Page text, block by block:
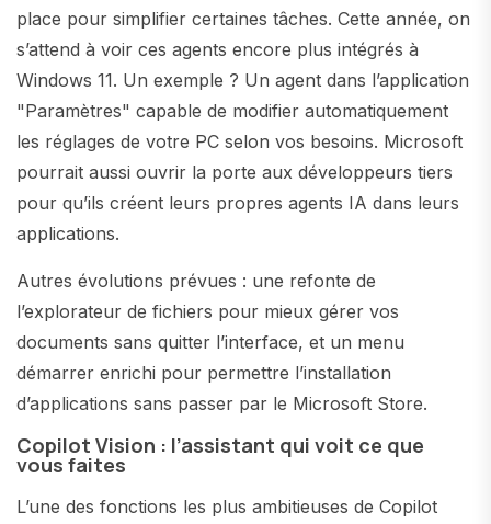
place pour simplifier certaines tâches. Cette année, on
s’attend à voir ces agents encore plus intégrés à
Windows 11. Un exemple ? Un agent dans l’application
"Paramètres" capable de modifier automatiquement
les réglages de votre PC selon vos besoins. Microsoft
pourrait aussi ouvrir la porte aux développeurs tiers
pour qu’ils créent leurs propres agents IA dans leurs
applications.
Autres évolutions prévues : une refonte de
l’explorateur de fichiers pour mieux gérer vos
documents sans quitter l’interface, et un menu
démarrer enrichi pour permettre l’installation
d’applications sans passer par le Microsoft Store.
Copilot Vision : l’assistant qui voit ce que
vous faites
L’une des fonctions les plus ambitieuses de Copilot